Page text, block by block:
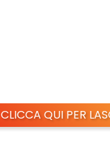
CLICCA QUI PER